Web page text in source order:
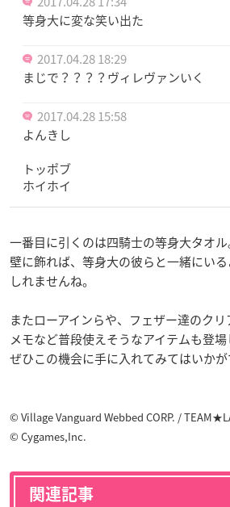
等身大に変な笑い出た
2017.04.28 18:29
まじで？？？？ヴィレヴァンいく
2017.04.28 15:58
よんきし
トッポブ
ホイホイ
一番目に引くのは四騎士の等身大タオル
壁に飾れば、等身大の彼らと一緒にい
しれませんね。
またローアインらや、フェザー達のク
メモなど普段使えそうなアイテムも登場
ぜひこの機会に手に入れてみてはいかが
© Village Vanguard Webbed CORP. /
© Cygames,Inc.
関連記事